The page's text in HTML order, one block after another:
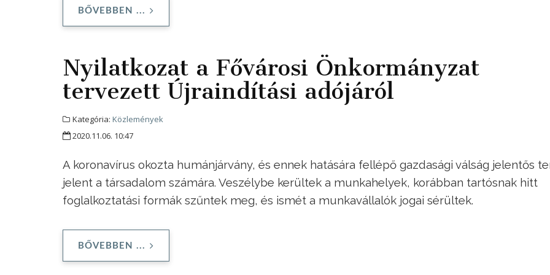
BŐVEBBEN ...
Nyilatkozat a Fővárosi Önkormányzat
tervezett Újraindítási adójáról
Kategória: Közlemények
2020.11.06. 10:47
A koronavírus okozta humánjárvány, és ennek hatására fellépő gazdasági válság jelentős
jelent a társadalom számára. Veszélybe kerültek a munkahelyek, korábban tartósnak hitt
foglalkoztatási formák szűntek meg, és ismét a munkavállalók jogai sérültek.
BŐVEBBEN ...